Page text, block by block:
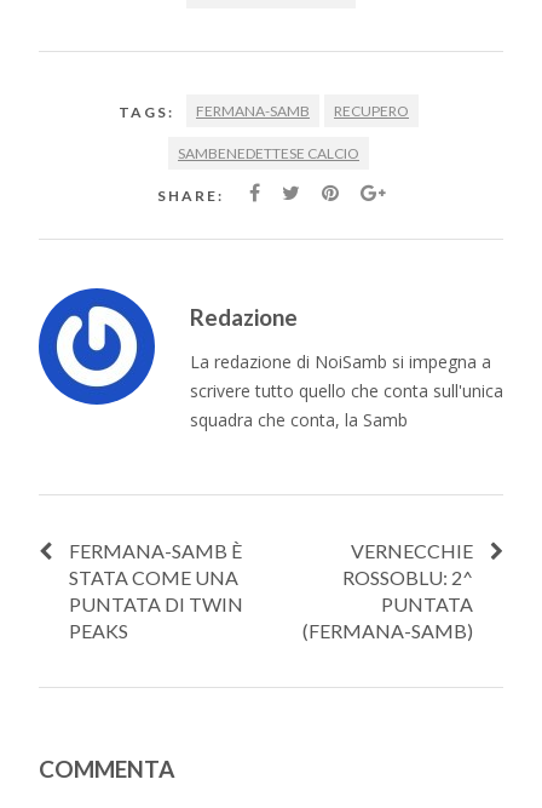
TAGS: FERMANA-SAMB RECUPERO
SAMBENEDETTESE CALCIO
SHARE:
Redazione
La redazione di NoiSamb si impegna a
scrivere tutto quello che conta sull'unica
squadra che conta, la Samb
FERMANA-SAMB È
STATA COME UNA
PUNTATA DI TWIN
PEAKS
VERNECCHIE
ROSSOBLU: 2^
PUNTATA
(FERMANA-SAMB)
COMMENTA